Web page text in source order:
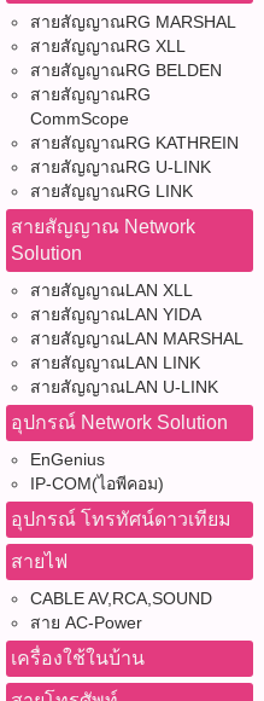
สายสัญญาณRG MARSHAL
สายสัญญาณRG XLL
สายสัญญาณRG BELDEN
สายสัญญาณRG
CommScope
สายสัญญาณRG KATHREIN
สายสัญญาณRG U-LINK
สายสัญญาณRG LINK
สายสัญญาณ Network
Solution
สายสัญญาณLAN XLL
สายสัญญาณLAN YIDA
สายสัญญาณLAN MARSHAL
สายสัญญาณLAN LINK
สายสัญญาณLAN U-LINK
อุปกรณ์ Network Solution
EnGenius
IP-COM(ไอพีคอม)
อุปกรณ์ โทรทัศน์ดาวเทียม
สายไฟ
CABLE AV,RCA,SOUND
สาย AC-Power
เครื่องใช้ในบ้าน